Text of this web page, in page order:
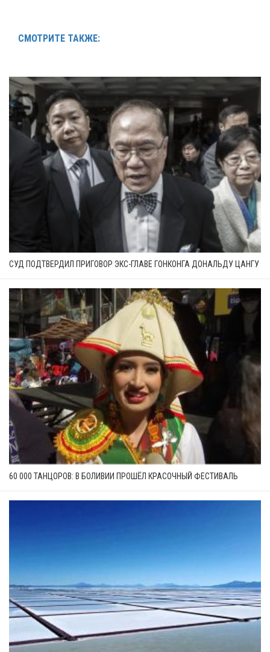
СМОТРИТЕ ТАКЖЕ:
СУД ПОДТВЕРДИЛ ПРИГОВОР ЭКС-ГЛАВЕ ГОНКОНГА ДОНАЛЬДУ ЦАНГУ
60 000 ТАНЦОРОВ: В БОЛИВИИ ПРОШЁЛ КРАСОЧНЫЙ ФЕСТИВАЛЬ